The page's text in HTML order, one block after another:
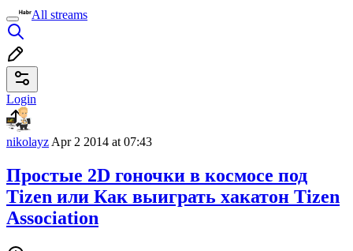
All streams
Login
nikolayz Apr 2 2014 at 07:43
Простые 2D гоночки в космосе под
Tizen или Как выиграть хакатон Tizen
Association